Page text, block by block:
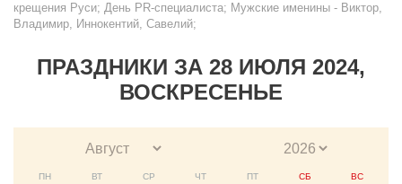
крещения Руси; День PR-специалиста; Мужские именины - Виктор,
Владимир, Иннокентий, Савелий;
ПРАЗДНИКИ ЗА 28 ИЮЛЯ 2024,
ВОСКРЕСЕНЬЕ
ПН ВТ СР ЧТ ПТ СБ ВС